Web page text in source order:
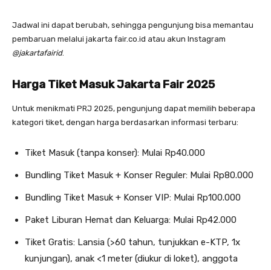
Jadwal ini dapat berubah, sehingga pengunjung bisa memantau
pembaruan melalui jakarta fair.co.id atau akun Instagram
@jakartafairid.
Harga Tiket Masuk Jakarta Fair 2025
Untuk menikmati PRJ 2025, pengunjung dapat memilih beberapa
kategori tiket, dengan harga berdasarkan informasi terbaru:
Tiket Masuk (tanpa konser): Mulai Rp40.000
Bundling Tiket Masuk + Konser Reguler: Mulai Rp80.000
Bundling Tiket Masuk + Konser VIP: Mulai Rp100.000
Paket Liburan Hemat dan Keluarga: Mulai Rp42.000
Tiket Gratis: Lansia (>60 tahun, tunjukkan e-KTP, 1x
kunjungan), anak <1 meter (diukur di loket), anggota